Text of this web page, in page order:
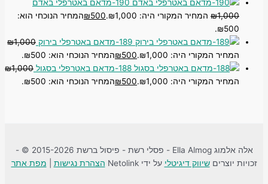
190-מדאם באטרפלי באדם
₪1,000 המחיר המקורי היה: ₪1,000. ₪500
המחיר הנוכחי הוא:
₪500.
189-מדאם באטרפלי בירוק
₪1,000
המחיר המקורי היה: ₪1,000.
₪500
המחיר הנוכחי הוא: ₪500.
188-מדאם באטרפלי בסגול
₪1,000
המחיר המקורי היה: ₪1,000.
₪500 המחיר הנוכחי הוא: ₪500.
אלה אלמוג Ella Almog - פסלי רשת - פיסול ברשת 2015-2026 © -
זכויות יוצריםשיווק דיגיטלי על ידי Netolink הצהרת נגישות מפת אתר